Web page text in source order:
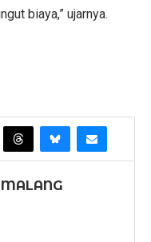
biaya,” ujarnya.